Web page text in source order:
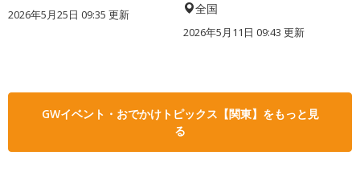
2026年5月25日 09:35 更新 全国
2026年5月11日 09:43 更新
GWイベント・おでかけトピックス【関東】をもっと見
る